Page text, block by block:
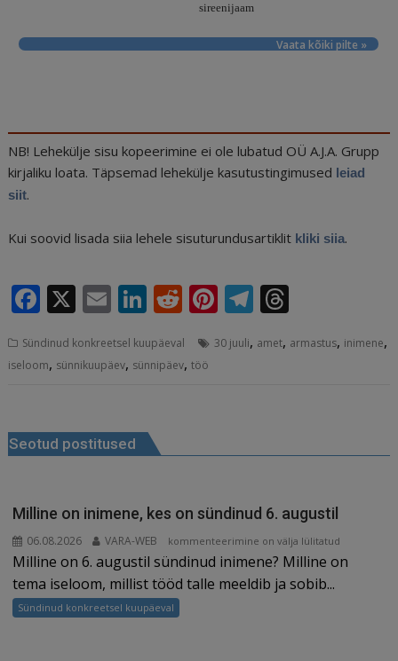
sireenijaam
Vaata kõiki pilte »
NB! Lehekülje sisu kopeerimine ei ole lubatud OÜ A.J.A. Grupp
kirjaliku loata. Täpsemad lehekülje kasutustingimused leiad
siit.
Kui soovid lisada siia lehele sisuturundusartiklit kliki siia.
F
c
e
o
o
X E
ai
Li
k
e
n
R
d
di
Pi
te
T
e r
s
Sündinud konkreetsel kuupäeval 30 juuli, amet, armastus, inimene,
iseloom, sünnikuupäev, sünnipäev,töö
Seotud postitused
Milline on inimene, kes on sündinud 6. augustil
06.08.2026 VARA-WEB
Milline
on
inimene,
kes
on
kommenteerimine on välja lülitatud
Milline on 6. augustil sündinud inimene? Milline on
tema iseloom, millist tööd talle meeldib ja sobib...
Sündinud konkreetsel kuupäeval